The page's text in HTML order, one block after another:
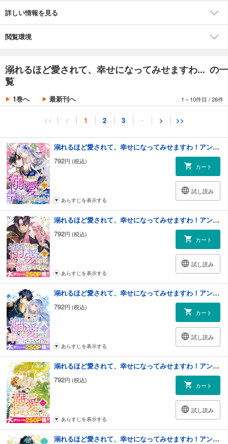
詳しい情報を見る
閲覧環境
溺れるほど愛されて、幸せになってみせますわ... の一
覧
1巻へ 最新刊へ 1～10件目 /26件
<< < 1 2 3 ・ > >>
溺れるほど愛されて、幸せになってみせますわ！アンソロジーコミック 1巻
792円 (税込)
カート
試し読み
あらすじを表示する
溺れるほど愛されて、幸せになってみせますわ！アンソロジーコミック 2巻
792円 (税込)
カート
試し読み
あらすじを表示する
溺れるほど愛されて、幸せになってみせますわ！アンソロジーコミック 3巻
792円 (税込)
カート
試し読み
あらすじを表示する
溺れるほど愛されて、幸せになってみせますわ！アンソロジーコミック 4巻
792円 (税込)
カート
試し読み
あらすじを表示する
溺れるほど愛されて、幸せになってみせますわ！アンソロジーコミック 5巻